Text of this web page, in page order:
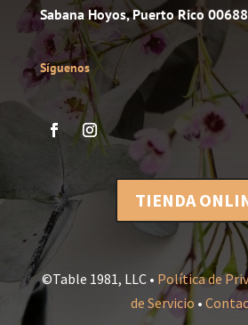
Sabana Hoyos, Puerto Rico 00688
Síguenos
TIENDA
©Table 1981, LLC • Política de
de Servicio •